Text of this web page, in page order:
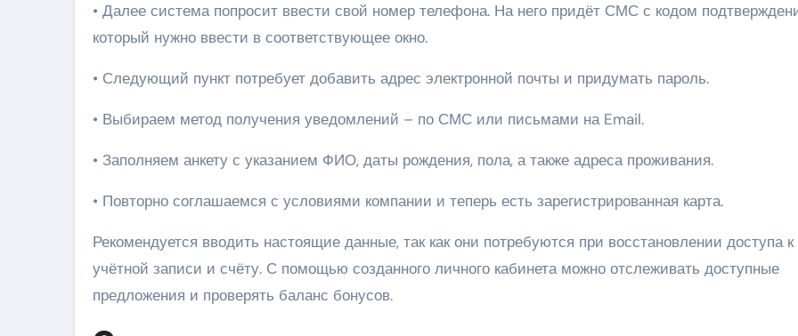
• Далее система попросит ввести свой номер телефона. На него придёт СМС с кодом
который нужно ввести в соответствующее окно.
• Следующий пункт потребует добавить адрес электронной почты и придумать пароль.
• Выбираем метод получения уведомлений – по СМС или письмами на Email.
• Заполняем анкету с указанием ФИО, даты рождения, пола, а также адреса проживания.
• Повторно соглашаемся с условиями компании и теперь есть зарегистрированная карта.
Рекомендуется вводить настоящие данные, так как они потребуются при восстановлении доступа к
учётной записи и счёту. С помощью созданного личного кабинета можно отслеживать доступные
предложения и проверять баланс бонусов.